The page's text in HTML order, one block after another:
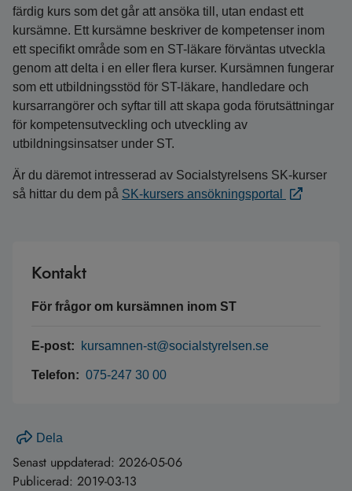
färdig kurs som det går att ansöka till, utan endast ett
kursämne. Ett kursämne beskriver de kompetenser inom
ett specifikt område som en ST-läkare förväntas utveckla
genom att delta i en eller flera kurser. Kursämnen fungerar
som ett utbildningsstöd för ST-läkare, handledare och
kursarrangörer och syftar till att skapa goda förutsättningar
för kompetensutveckling och utveckling av
utbildningsinsatser under ST.
Är du däremot intresserad av Socialstyrelsens SK-kurser
så hittar du dem på SK-kursers ansökningsportal
Kontakt
För frågor om kursämnen inom ST
E-post: kursamnen-st@socialstyrelsen.se
Telefon: 075-247 30 00
Dela
Senast uppdaterad: 2026-05-06
Publicerad: 2019-03-13